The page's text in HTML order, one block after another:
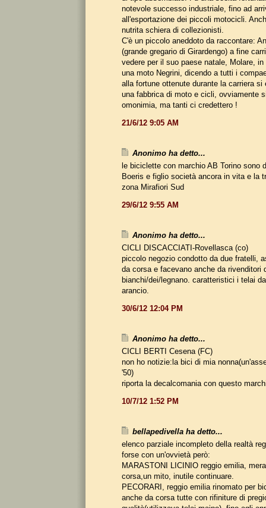
notevole successo industriale, fino ad
all'esportazione dei piccoli motocicli.
nutrita schiera di collezionisti.
C'è un piccolo aneddoto da raccontare:
(grande gregario di Girardengo) a fine
vedere per il suo paese natale, Molare,
una moto Negrini, dicendo a tutti i
alla fortune ottenute durante la carriera si
una fabbrica di moto e cicli, ovviamente
omonimia, ma tanti ci credettero !
21/6/12 9:05 AM
Anonimo ha detto...
le biciclette con marchio AB Torino sono
Boeris e figlio società ancora in vita e la
zona Mirafiori Sud
29/6/12 9:55 AM
Anonimo ha detto...
CICLI DISCACCIATI-Rovellasca (co)
piccolo negozio condotto da due fratelli,
da corsa e facevano anche da rivenditori
bianchi/dei/legnano. caratteristici i telai
arancio.
30/6/12 12:04 PM
Anonimo ha detto...
CICLI BERTI Cesena (FC)
non ho notizie:la bici di mia
'50)
riporta la decalcomania con questo
10/7/12 1:52 PM
bellapedivella ha detto...
elenco parziale incompleto della realtà
forse con un'ovvietà però:
MARASTONI LICINIO reggio emilia,
corsa,un mito, inutile continuare.
PECORARI, reggio emilia rinomato per
anche da corsa tutte con rifiniture di